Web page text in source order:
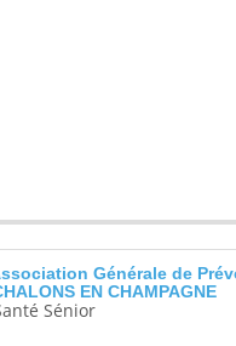
Générale de
EN CHAMPAGNE
Sénior